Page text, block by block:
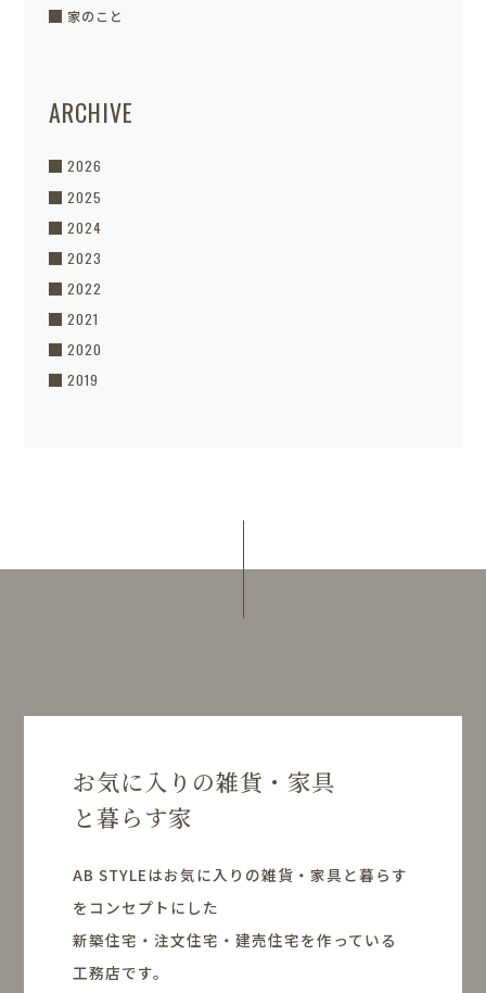
家のこと
ARCHIVE
2026
2025
2024
2023
2022
2021
2020
2019
お気に入りの雑貨・家具
と暮らす家
AB STYLEはお気に入りの雑貨・家具と暮らす
をコンセプトにした
新築住宅・注文住宅・建売住宅を作っている
工務店です。